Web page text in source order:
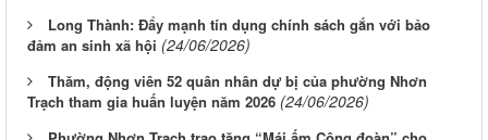
Long Thành: Đẩy mạnh tín dụng chính sách gắn với bảo
đảm an sinh xã hội (24/06/2026)
Thăm, động viên 52 quân nhân dự bị của phường Nhơn
Trạch tham gia huấn luyện năm 2026 (24/06/2026)